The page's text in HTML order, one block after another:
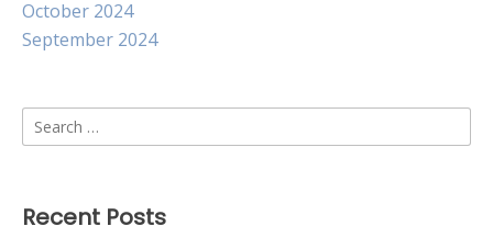
October 2024
September 2024
Search
for:
Recent Posts